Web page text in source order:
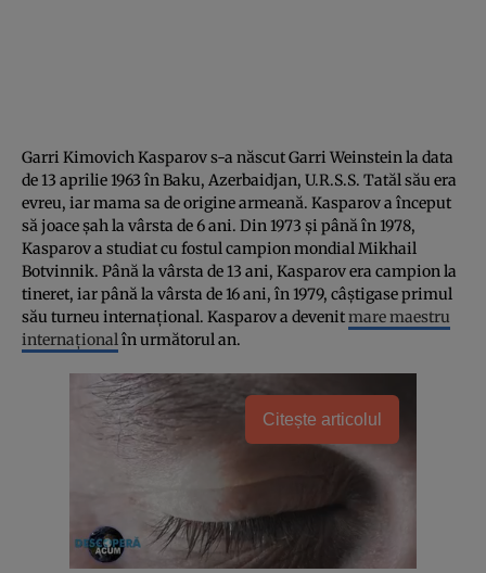
Garri Kimovich Kasparov s-a născut Garri Weinstein la data
de 13 aprilie 1963 în Baku, Azerbaidjan, U.R.S.S. Tatăl său era
evreu, iar mama sa de origine armeană. Kasparov a început
să joace șah la vârsta de 6 ani. Din 1973 și până în 1978,
Kasparov a studiat cu fostul campion mondial Mikhail
Botvinnik. Până la vârsta de 13 ani, Kasparov era campion la
tineret, iar până la vârsta de 16 ani, în 1979, câștigase primul
său turneu internațional. Kasparov a devenitmare maestru
internaționalîn următorul an.
Citește articolul